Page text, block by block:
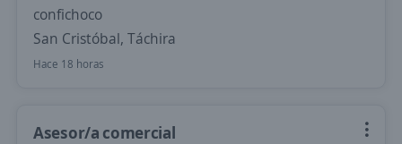
confichoco
San Cristóbal, Táchira
Hace 18 horas
Asesor/a comercial